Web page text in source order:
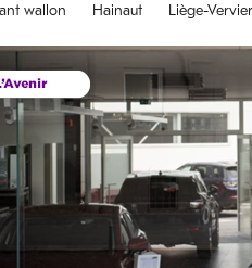
wallon Hainaut Liège-